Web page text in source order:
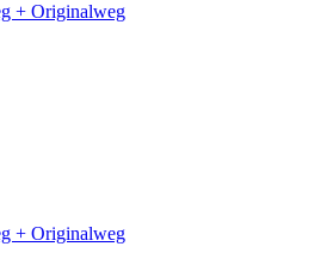
+ Originalweg
+ Originalweg